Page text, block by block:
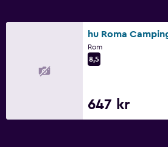
Fax/kopieringsmöjligheter
Sovrum
Rom
8,5
647 kr